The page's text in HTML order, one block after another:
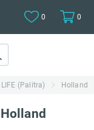
0 0
LIFE (Palitra) Holland